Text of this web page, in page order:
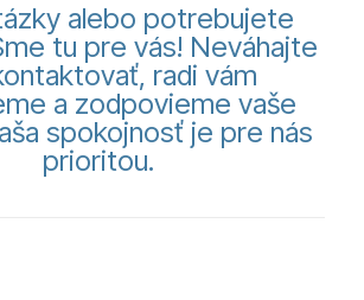
alebo potrebujete
tu pre vás! Neváhajte
radi vám
a zodpovieme vaše
spokojnosť je pre nás
prioritou.